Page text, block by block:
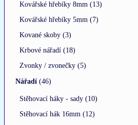
Kovářské hřebíky 8mm (13)
Kovářské hřebíky 5mm (7)
Kované skoby (3)
Krbové nářadí (18)
Zvonky / zvonečky (5)
Nářadí (46)
Stěhovací háky - sady (10)
Stěhovací hák 16mm (12)